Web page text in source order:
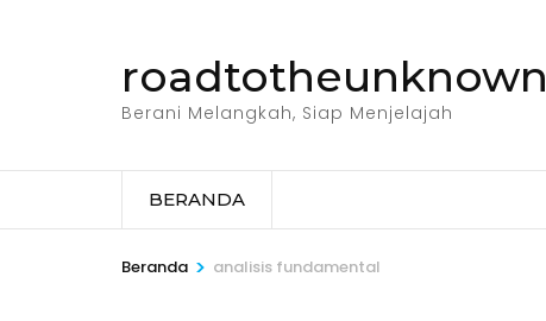
roadtotheunknown
Berani Melangkah, Siap Menjelajah
BERANDA
Beranda > analisis fundamental